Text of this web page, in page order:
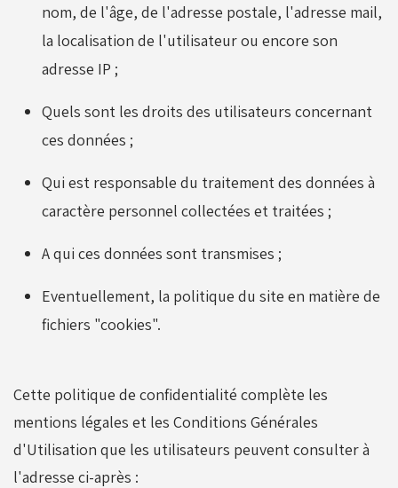
nom, de l'âge, de l'adresse postale, l'adresse mail,
la localisation de l'utilisateur ou encore son
adresse IP ;
Quels sont les droits des utilisateurs concernant
ces données ;
Qui est responsable du traitement des données à
caractère personnel collectées et traitées ;
A qui ces données sont transmises ;
Eventuellement, la politique du site en matière de
fichiers "cookies".
Cette politique de confidentialité complète les
mentions légales et les Conditions Générales
d'Utilisation que les utilisateurs peuvent consulter à
l'adresse ci-après :
Pédales - Cale-pieds
Platines moteurs - Brides
Plombs - Câbles - Mesure
Train avant - Volants